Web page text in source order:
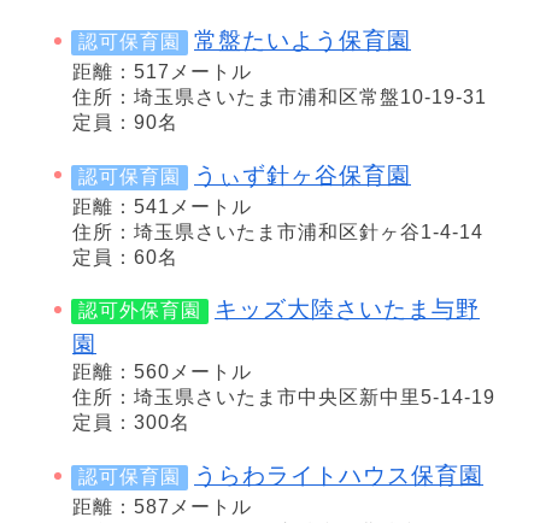
認可保育園 常盤たいよう保育園
距離：517メートル
住所：埼玉県さいたま市浦和区常盤10-19-31
定員：90名
認可保育園 うぃず針ヶ谷保育園
距離：541メートル
住所：埼玉県さいたま市浦和区針ヶ谷1-4-14
定員：60名
認可外保育園
キッズ大陸さいたま与野
園
距離：560メートル
住所：埼玉県さいたま市中央区新中里5-14-19
定員：300名
認可保育園 うらわライトハウス保育園
距離：587メートル